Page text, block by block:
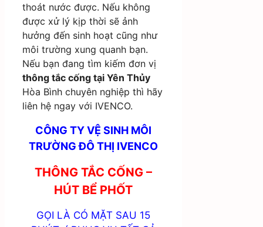
thoát nước được. Nếu không
được xử lý kịp thời sẽ ảnh
hưởng đến sinh hoạt cũng như
môi trường xung quanh bạn.
Nếu bạn đang tìm kiếm đơn vị
thông tắc cống tại Yên Thủy
Hòa Bình chuyên nghiệp thì hãy
liên hệ ngay với IVENCO.
CÔNG TY VỆ SINH MÔI
TRƯỜNG ĐÔ THỊ IVENCO
THÔNG TẮC CỐNG –
HÚT BỂ PHỐT
GỌI LÀ CÓ MẶT SAU 15